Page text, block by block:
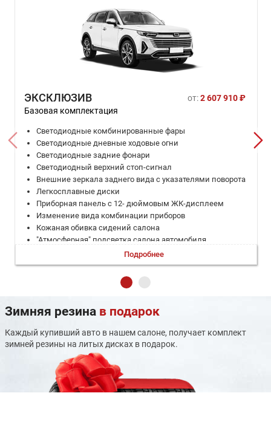
ЭКСКЛЮЗИВ от:2 607 910 ₽
Базовая комплектация
Светодиодные комбинированные фары
Светодиодные дневные ходовые огни
Светодиодные задние фонари
Светодиодный верхний стоп-сигнал
Внешние зеркала заднего вида с указателями поворота
Легкосплавные диски
Приборная панель с 12- дюймовым ЖК-дисплеем
Изменение вида комбинации приборов
Кожаная обивка сидений салона
"Атмосферная" подсветка салона автомобиля
Электронный рычаг переключения передач
Многофункциональное рулевое колесо
Регулировка рулевого колеса вверх-вниз
Задний центральный подлокотник
Электростеклоподъемники с функцией "Auto"
Дефлекторы кондиционера на заднем ряду
Внутреннее зеркало заднего вида с антибликовым
покрытием
Солнцезащитный козырек водителя и переднего
пассажира (с зеркалом)
Подробнее
Зимняя резина в подарок
Каждый купивший авто в нашем салоне, получает комплект
зимней резины на литых дисках в подарок.